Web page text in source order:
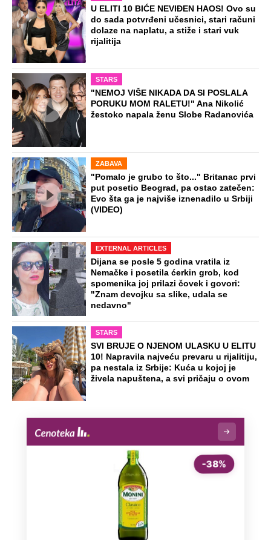
U ELITI 10 BIĆE NEVIĐEN HAOS! Ovo su
do sada potvrđeni učesnici, stari računi
dolaze na naplatu, a stiže i stari vuk
rijalitija
STARS
"NEMOJ VIŠE NIKADA DA SI POSLALA
PORUKU MOM RALETU!" Ana Nikolić
žestoko napala ženu Slobe Radanovića
ZABAVA
"Pomalo je grubo to što..." Britanac prvi
put posetio Beograd, pa ostao zatečen:
Evo šta ga je najviše iznenadilo u Srbiji
(VIDEO)
EXTERNAL ARTICLES
Dijana se posle 5 godina vratila iz
Nemačke i posetila ćerkin grob, kod
spomenika joj prilazi čovek i govori:
"Znam devojku sa slike, udala se
nedavno"
STARS
SVI BRUJE O NJENOM ULASKU U ELITU
10! Napravila najveću prevaru u rijalitiju,
pa nestala iz Srbije: Kuća u kojoj je
živela napuštena, a svi pričaju o ovom